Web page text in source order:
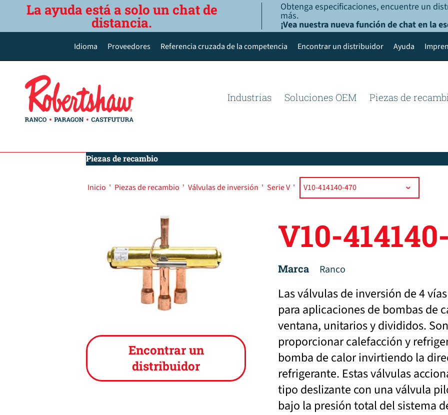
La ayuda está a solo un chat de
distancia.
Obtenga especificaciones, encuentre un
más.
¡Vea nuestra nueva función de chat en la
Idioma
Deutsch
Español de México
Português do Brasil
Proveedores Referencia cruzada de la competencia Encontrar un distribuidor Ayuda
Industrias Soluciones OEM Piezas de
Piezas de recambio
Inicio ' Piezas de recambio ' Válvulas de inversión ' Serie V '
Encontrar un
distribuidor
V10-
Marca Ranco
Las válvulas de inversión de 4
para aplicaciones de bombas de
ventana, unitarios y divididos.
proporcionar calefacción y
bomba de calor invirtiendo la
refrigerante. Estas válvulas
tipo deslizante con una válvula
bajo la presión total del sistema